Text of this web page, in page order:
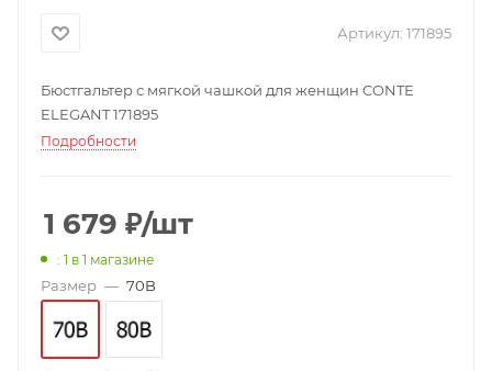
Артикул: 171895
Бюстгальтер с мягкой чашкой для женщин CONTE
ELEGANT 171895
Подробности
1 679 ₽/шт
: 1 в 1 магазине
Размер — 70B